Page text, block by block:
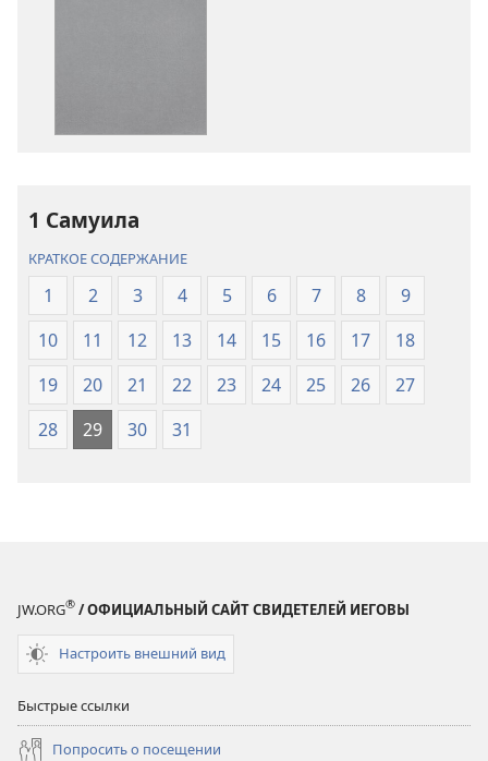
1 Самуила
КРАТКОЕ СОДЕРЖАНИЕ
1 2 3 4 5 6 7 8
9
10
11 12 13 14 15 16 17
18
19
20 21 22 23 24 25 26
27
28
29 30 31
JW.ORG® / ОФИЦИАЛЬНЫЙ САЙТ СВИДЕТЕЛЕЙ ИЕГОВЫ
Настроить внешний вид
Быстрые ссылки
Попросить о посещении